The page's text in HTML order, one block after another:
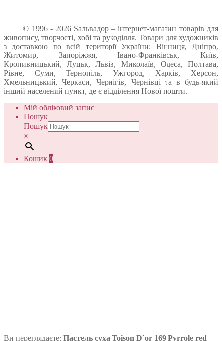
© 1996 - 2026 Sальвадор – інтернет-магазин товарів для
живопису, творчості, хобі та рукоділля. Товари для художників
з доставкою по всій території України: Вінниця, Дніпро,
Житомир, Запоріжжя, Івано-Франківськ, Київ,
Кропивницький, Луцьк, Львів, Миколаїв, Одеса, Полтава,
Рівне, Суми, Тернопіль, Ужгород, Харків, Херсон,
Хмельницький, Черкаси, Чернігів, Чернівці та в будь-який
інший населений пункт, де є відділення Нової пошти.
Мій обліковий запис
Пошук
Пошук
×
Кошик 0
Ви переглядаєте: Пастель суха Toison D`or 169 Pyrrole red